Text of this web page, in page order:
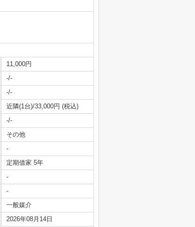
11,000円
-/-
-/-
近隣(1台)/33,000円 (税込)
-/-
その他
-
定期借家 5年
-
-
一般媒介
2026年08月14日